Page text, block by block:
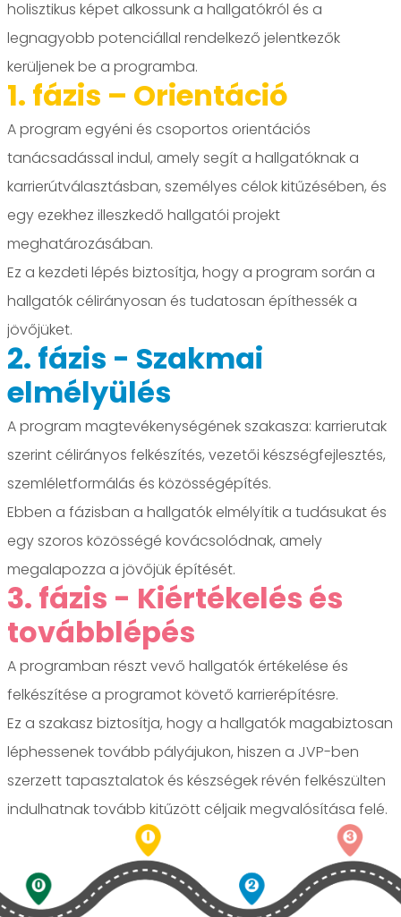
holisztikus képet alkossunk a hallgatókról és a
legnagyobb potenciállal rendelkező jelentkezők
kerüljenek be a programba.
1. fázis – Orientáció
A program egyéni és csoportos orientációs
tanácsadással indul, amely segít a hallgatóknak a
karrierútválasztásban, személyes célok kitűzésében, és
egy ezekhez illeszkedő hallgatói projekt
meghatározásában.
Ez a kezdeti lépés biztosítja, hogy a program során a
hallgatók célirányosan és tudatosan építhessék a
jövőjüket.
2. fázis - Szakmai
elmélyülés
A program magtevékenységének szakasza: karrierutak
szerint célirányos felkészítés, vezetői készségfejlesztés,
szemléletformálás és közösségépítés.
Ebben a fázisban a hallgatók elmélyítik a tudásukat és
egy szoros közösségé kovácsolódnak, amely
megalapozza a jövőjük építését.
3. fázis - Kiértékelés és
továbblépés
A programban részt vevő hallgatók értékelése és
felkészítése a programot követő karrierépítésre.
Ez a szakasz biztosítja, hogy a hallgatók magabiztosan
léphessenek tovább pályájukon, hiszen a JVP-ben
szerzett tapasztalatok és készségek révén felkészülten
indulhatnak tovább kitűzött céljaik megvalósítása felé.